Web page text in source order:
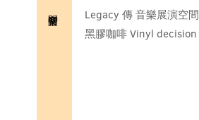
Legacy 傳 音樂展演空間
黑膠咖啡 Vinyl decision